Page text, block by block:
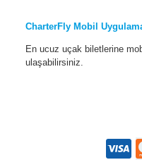
CharterFly Mobil
En ucuz uçak biletlerine
ulaşabilirsiniz.